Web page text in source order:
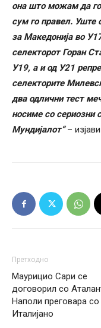
она што можам да
сум го правел. Уште
за Македонија во
селекторот Горан
У19, а и од У21
селекторите
два одлични тест
носиме со сериозни
Мундијалот“–
Претходно
Маурицио Сари се
договорил со
Наполи преговара со
Италијано